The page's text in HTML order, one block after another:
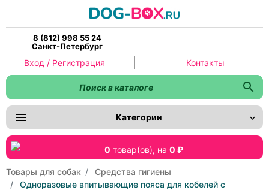
8 (812) 998 55 24
Санкт-Петербург
0 товар(ов), на 0 ₽
Категории
Вход / Регистрация Контакты
Товары для собак
Средства гигиены
Одноразовые впитывающие пояса для кобелей с